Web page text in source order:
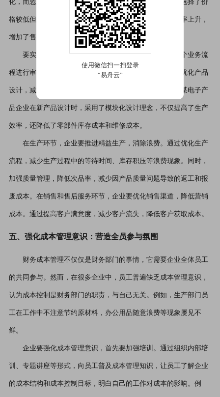
化，而忽略了整体效益。例如，企业为了降低采购成本，选择了价
格较低但质量不稳定的原材料供应商，结果导致产品次品率上升，
增加了售后成本和企业声誉损失，得不偿失。
要实现持续成本优化，企业要从战略层面出发，对整个业务流
程进行审视。在产品设计阶段，就要考虑成本因素，通过优化产品
设计，减少不必要的功能和材料，降低生产成本。例如，某电子产
品企业在新产品设计时，采用了模块化设计理念，不仅提高了生产
效率，还降低了零部件库存成本和维修成本。
在生产环节，企业要推进精益生产，消除浪费。通过优化生产
流程，减少生产过程中的等待时间、库存积压等浪费现象。同时，
加强质量管理，降低次品率，减少因产品质量问题导致的返工和报
废成本。在销售和售后服务环节，企业要优化销售渠道，降低营销
成本。通过提高客户满意度，减少客户流失，降低客户获取成本。
五、强化成本管理意识：营造全员参与氛围
财务成本管理不仅仅是财务部门的事情，它需要企业全体员工
的共同参与。然而，在很多企业中，员工普遍缺乏成本管理意识，
认为成本控制是财务部门的职责，与自己无关。例如，生产部门员
工在工作中不注意节约原材料，办公用品随意浪费等现象屡见不
鲜。
企业要强化成本管理意识，首先要加强培训。通过组织内部培
训、专题讲座等形式，向员工普及成本管理知识，让员工了解企业
的成本结构和成本控制目标，明白自己的工作对成本的影响。例